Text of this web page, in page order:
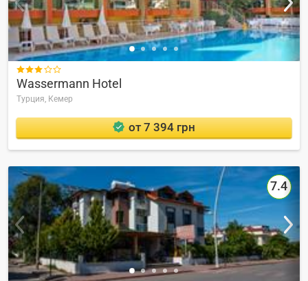

Wassermann Hotel
Турция, Кемер
от 7 394 грн
7.4